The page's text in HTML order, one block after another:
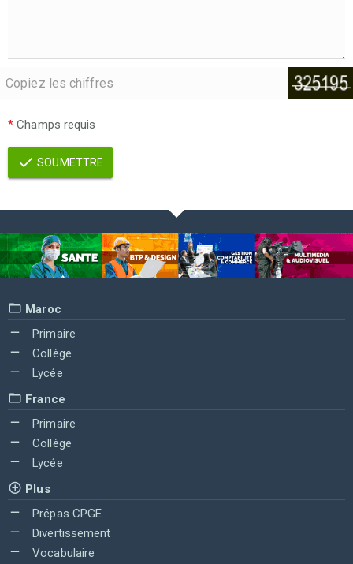
* Champs requis
SOUMETTRE
Maroc
Primaire
Collège
Lycée
France
Primaire
Collège
Lycée
Plus
Prépas CPGE
Divertissement
Vocabulaire